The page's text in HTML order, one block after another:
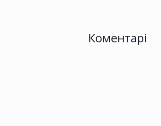
Коментарі